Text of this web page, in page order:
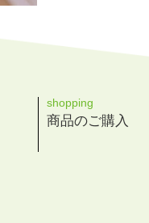
shopping
商品のご購入